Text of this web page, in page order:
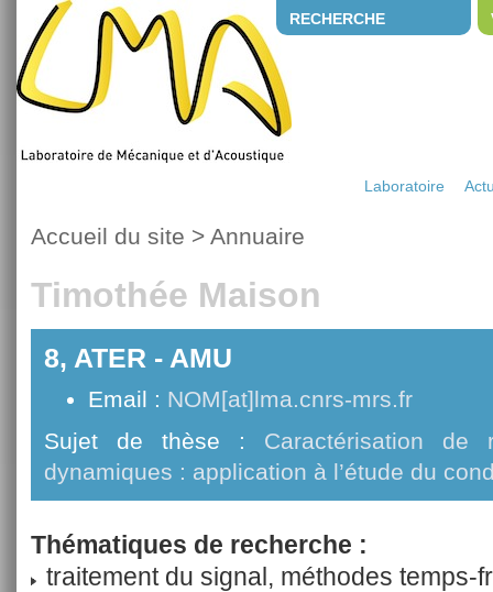
RECHERCHE
Laboratoire
Accueil du site > Annuaire
Timothée Maison
8, ATER - AMU
Email : NOM[at]lma.cnrs-mrs.fr
Sujet de thèse : Caractérisation de
dynamiques : application à l’étude du
Thématiques de recherche :
traitement du signal, méthodes temps-